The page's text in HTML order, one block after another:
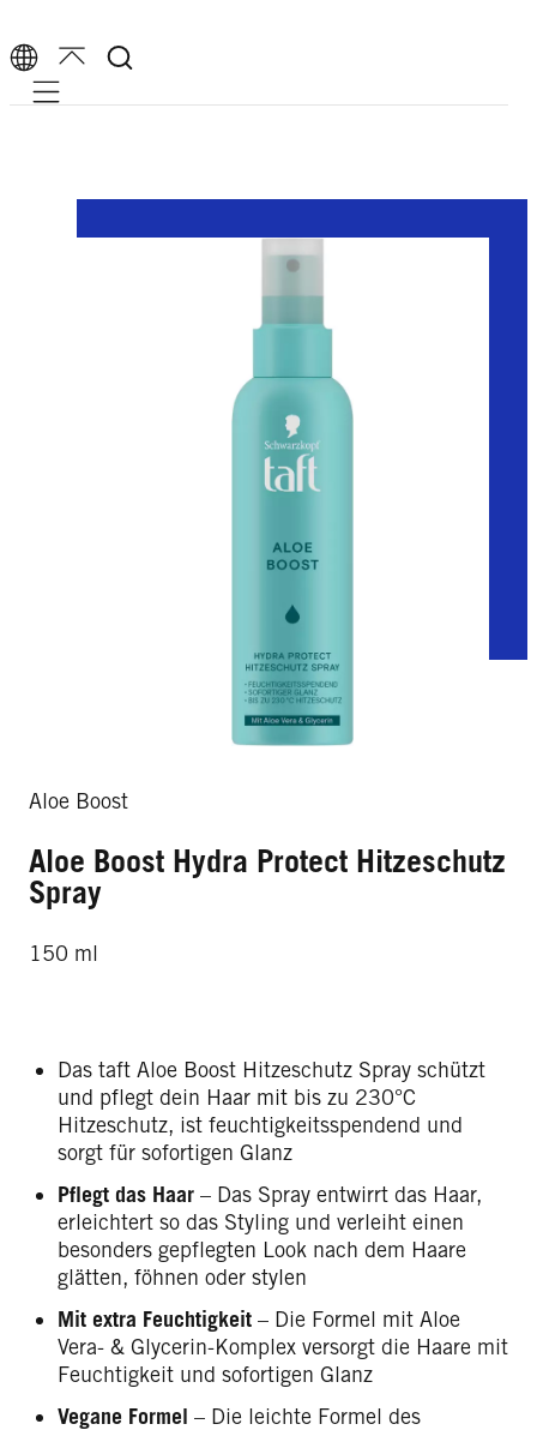
Mobile navigation
Aloe Boost
Aloe Boost Hydra Protect Hitzeschutz
Spray
150 ml
Das taft Aloe Boost Hitzeschutz Spray schützt
und pflegt dein Haar mit bis zu 230°C
Hitzeschutz, ist feuchtigkeitsspendend und
sorgt für sofortigen Glanz
Pflegt das Haar – Das Spray entwirrt das Haar,
erleichtert so das Styling und verleiht einen
besonders gepflegten Look nach dem Haare
glätten, föhnen oder stylen
Mit extra Feuchtigkeit – Die Formel mit Aloe
Vera- & Glycerin-Komplex versorgt die Haare mit
Feuchtigkeit und sofortigen Glanz
Vegane Formel – Die leichte Formel des